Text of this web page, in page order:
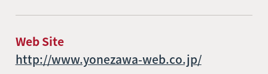
Web Site
http://www.yonezawa-web.co.jp/